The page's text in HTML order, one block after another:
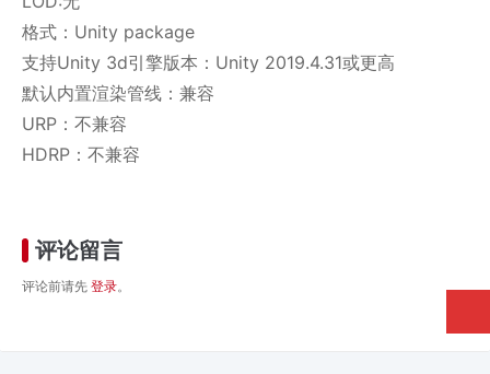
格式：Unity package
支持Unity 3d引擎版本：Unity 2019.4.31或更高
默认内置渲染管线：兼容
URP：不兼容
HDRP：不兼容
评论留言
评论前请先 登录。